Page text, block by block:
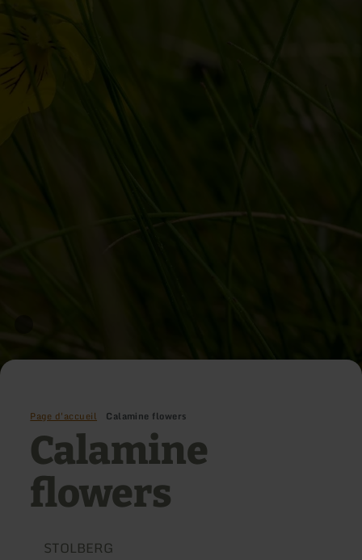
Page d'accueil Calamine flowers
Calamine
flowers
STOLBERG